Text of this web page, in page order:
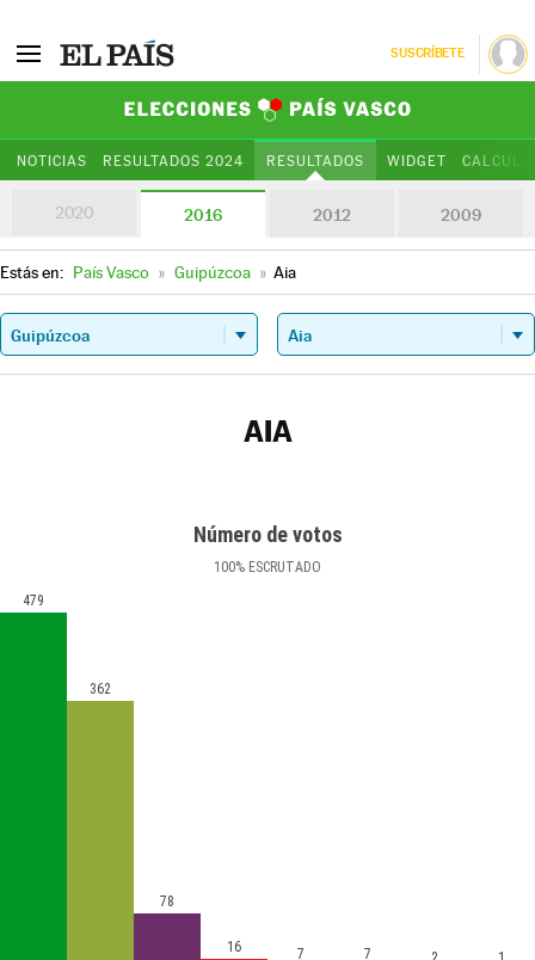
SUSCRÍBETE
NOTICIAS RESULTADOS 2024 RESULTADOS WIDGET
2020 2016 2012 2009
Estás en: País Vasco » Guipúzcoa » Aia
AIA
Número de votos
100% ESCRUTADO
479
362
78
16 7 7